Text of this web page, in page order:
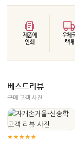
어지기 어렵고, 반대로 너무
념 선물의 인상이 약해질 수
제품에
인쇄
우체
택배
베스트리뷰
구매 고객 사진
★★★★★